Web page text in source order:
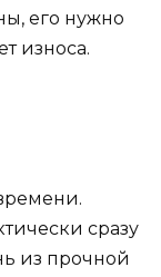
его нужно
износа.
сразу
из прочной